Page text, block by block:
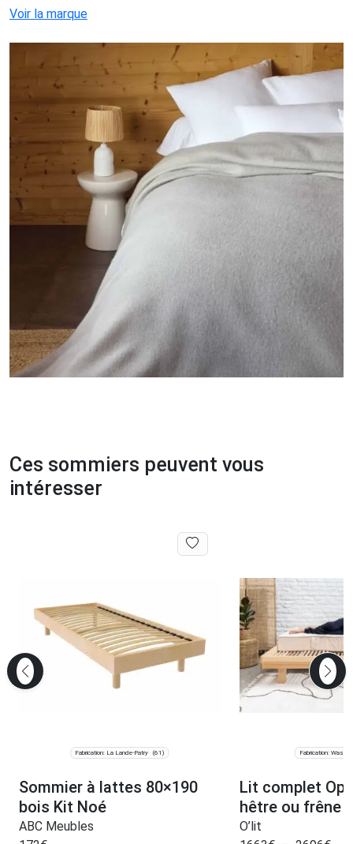
Voir la marque
Ces sommiers peuvent vous
intéresser
Fabrication: La Lande-Patry (61)
Sommier à lattes 80×190
bois Kit Noé
ABC Meubles
Fabrication:
Lit complet
hêtre ou frêne
O’lit